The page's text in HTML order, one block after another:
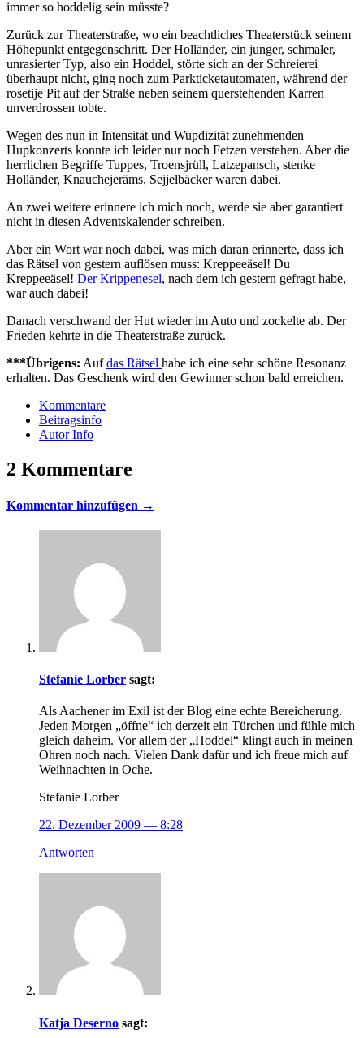
immer so hoddelig sein müsste?
Zurück zur Theaterstraße, wo ein beachtliches Theaterstück seinem
Höhepunkt entgegenschritt. Der Holländer, ein junger, schmaler,
unrasierter Typ, also ein Hoddel, störte sich an der Schreierei
überhaupt nicht, ging noch zum Parkticketautomaten, während der
rosetije Pit auf der Straße neben seinem querstehenden Karren
unverdrossen tobte.
Wegen des nun in Intensität und Wupdizität zunehmenden
Hupkonzerts konnte ich leider nur noch Fetzen verstehen. Aber die
herrlichen Begriffe Tuppes, Troensjrüll, Latzepansch, stenke
Holländer, Knauchejeräms, Sejjelbäcker waren dabei.
An zwei weitere erinnere ich mich noch, werde sie aber garantiert
nicht in diesen Adventskalender schreiben.
Aber ein Wort war noch dabei, was mich daran erinnerte, dass ich
das Rätsel von gestern auflösen muss: Kreppeeäsel! Du
Kreppeeäsel! Der Krippenesel, nach dem ich gestern gefragt habe,
war auch dabei!
Danach verschwand der Hut wieder im Auto und zockelte ab. Der
Frieden kehrte in die Theaterstraße zurück.
***Übrigens: Aufdas Rätsel habe ich eine sehr schöne Resonanz
erhalten. Das Geschenk wird den Gewinner schon bald erreichen.
Kommentare
Beitragsinfo
Autor Info
2 Kommentare
Kommentar hinzufügen →
Stefanie Lorber sagt:
Als Aachener im Exil ist der Blog eine echte Bereicherung.
Jeden Morgen „öffne“ ich derzeit ein Türchen und fühle mich
gleich daheim. Vor allem der „Hoddel“ klingt auch in meinen
Ohren noch nach. Vielen Dank dafür und ich freue mich auf
Weihnachten in Oche.
Stefanie Lorber
22. Dezember 2009 — 8:28
Antworten
Katja Deserno sagt: